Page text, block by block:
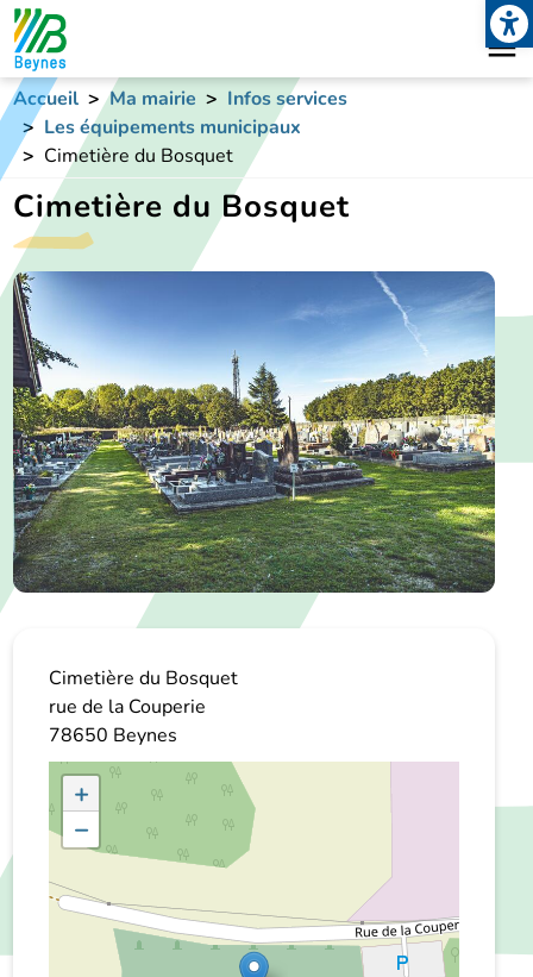
Accueil Ma mairie
Infos services
Les équipements municipaux
Cimetière du Bosquet
Cimetière du Bosquet
Cimetière du Bosquet
rue de la Couperie
78650 Beynes
+
−